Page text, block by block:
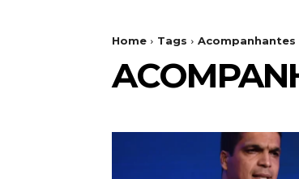
Home Tags Acompanhantes